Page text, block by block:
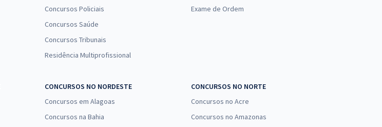
Concursos Policiais
Concursos Saúde
Concursos Tribunais
Residência Multiprofissional
Exame de Ordem
CONCURSOS NO NORDESTE
Concursos em Alagoas
Concursos na Bahia
CONCURSOS NO NORTE
Concursos no Acre
Concursos no Amazonas